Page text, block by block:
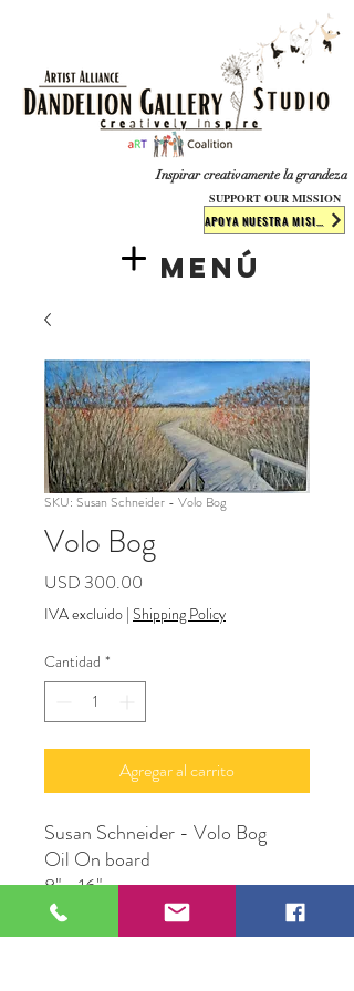
​​​Inspirar creativamente la grandeza
Menú
SUPPORT OUR MISSION
SKU: Susan Schneider - Volo Bog
Volo Bog
USD 300.00
IVA excluido | Shipping Policy
Cantidad *
Agregar al carrito
Susan Schneider - Volo Bog
Oil On board
8" x 16"
Susan Schneider